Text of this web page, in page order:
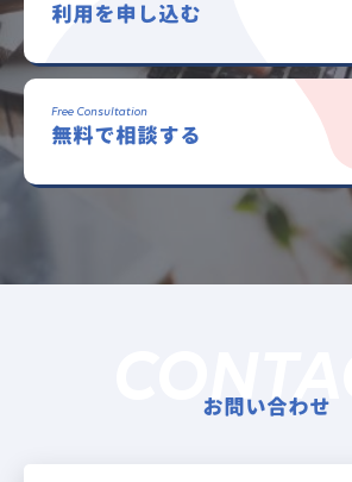
利用を申し込む
Free Consultation
無料で相談する
お問い合わせ